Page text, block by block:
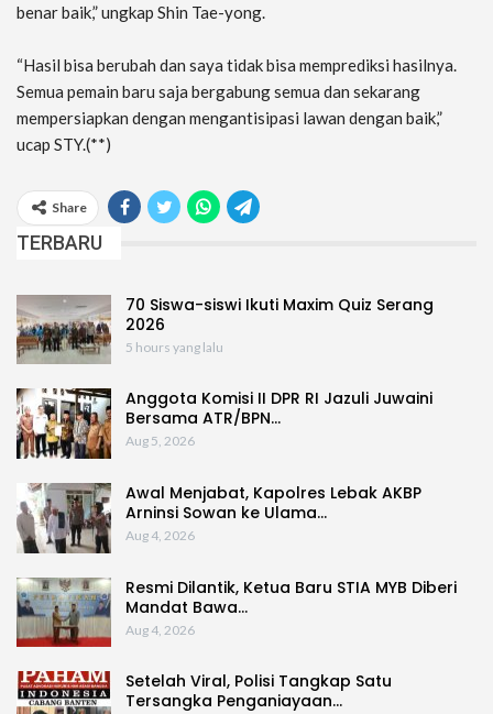
benar baik,” ungkap Shin Tae-yong.⁣
“Hasil bisa berubah dan saya tidak bisa memprediksi hasilnya.
Semua pemain baru saja bergabung semua dan sekarang
mempersiapkan dengan mengantisipasi lawan dengan baik,”
ucap STY.⁣(**)
Share
TERBARU
70 Siswa-siswi Ikuti Maxim Quiz Serang
2026
5 hours yang lalu
Anggota Komisi II DPR RI Jazuli Juwaini
Bersama ATR/BPN…
Aug 5, 2026
Awal Menjabat, Kapolres Lebak AKBP
Arninsi Sowan ke Ulama…
Aug 4, 2026
Resmi Dilantik, Ketua Baru STIA MYB Diberi
Mandat Bawa…
Aug 4, 2026
Setelah Viral, Polisi Tangkap Satu
Tersangka Penganiayaan…